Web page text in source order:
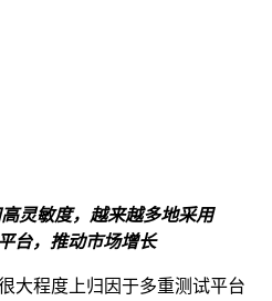
灵敏度，越来越多地采用
台，推动市场增长
大程度上归因于多重测试平台